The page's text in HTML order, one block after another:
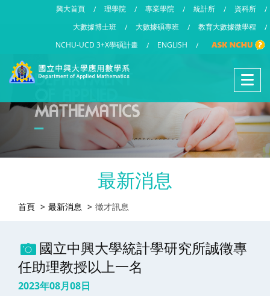
興大首頁 / 理學院 / 專業學院 / 統計所 / 資科所
/
大數據博士班
/ 大數據碩專班 / 教育大數據微學程
/
NCHU-UCD 3+X學碩計畫
/ ENGLISH /
最新消息
首頁 最新消息 徵才訊息
國立中興大學統計學研究所誠徵專
任助理教授以上一名
2023年08月08日